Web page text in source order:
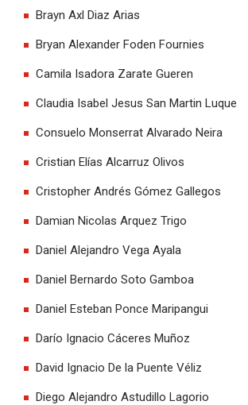
Brayn Axl Diaz Arias
Bryan Alexander Foden Fournies
Camila Isadora Zarate Gueren
Claudia Isabel Jesus San Martin Luque
Consuelo Monserrat Alvarado Neira
Cristian Elías Alcarruz Olivos
Cristopher Andrés Gómez Gallegos
Damian Nicolas Arquez Trigo
Daniel Alejandro Vega Ayala
Daniel Bernardo Soto Gamboa
Daniel Esteban Ponce Maripangui
Darío Ignacio Cáceres Muñoz
David Ignacio De la Puente Véliz
Diego Alejandro Astudillo Lagorio